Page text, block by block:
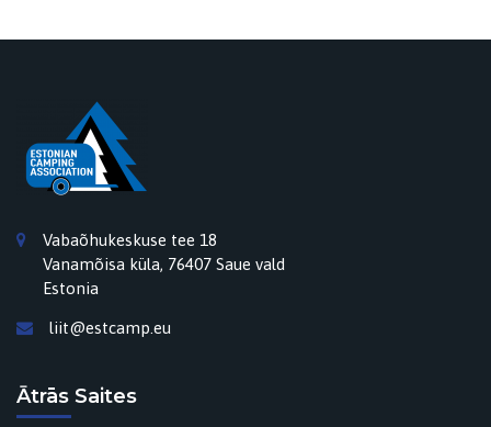
Vabaõhukeskuse tee 18
Vanamõisa küla, 76407 Saue vald
Estonia
liit@estcamp.eu
Ātrās Saites